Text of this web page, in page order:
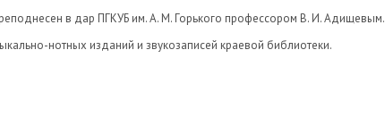
в дар ПГКУБ им. А. М. Горького профессором В. И. Адищевым.
нотных изданий и звукозаписей краевой библиотеки.